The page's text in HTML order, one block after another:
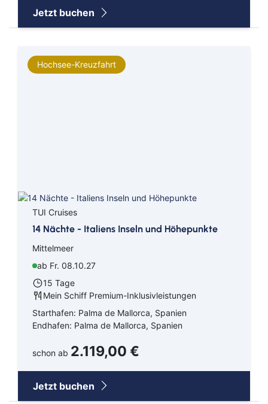
Jetzt buchen
Hochsee-Kreuzfahrt
TUI Cruises
14 Nächte - Italiens Inseln und Höhepunkte
Mittelmeer
ab Fr. 08.10.27
15 Tage
Mein Schiff Premium-Inklusivleistungen
Starthafen: Palma de Mallorca, Spanien
Endhafen: Palma de Mallorca, Spanien
schon ab 2.119,00 €
Jetzt buchen